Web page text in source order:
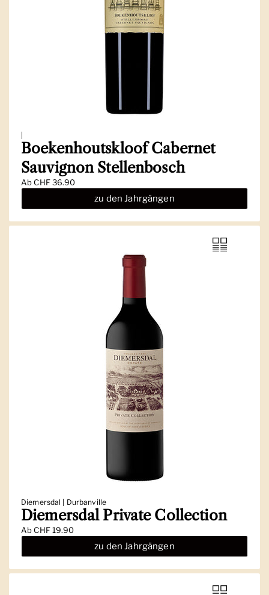
|
Boekenhoutskloof Cabernet
Sauvignon Stellenbosch
AbCHF 36.90
zu den Jahrgängen
Diemersdal | Durbanville
Diemersdal Private Collection
AbCHF 19.90
zu den Jahrgängen